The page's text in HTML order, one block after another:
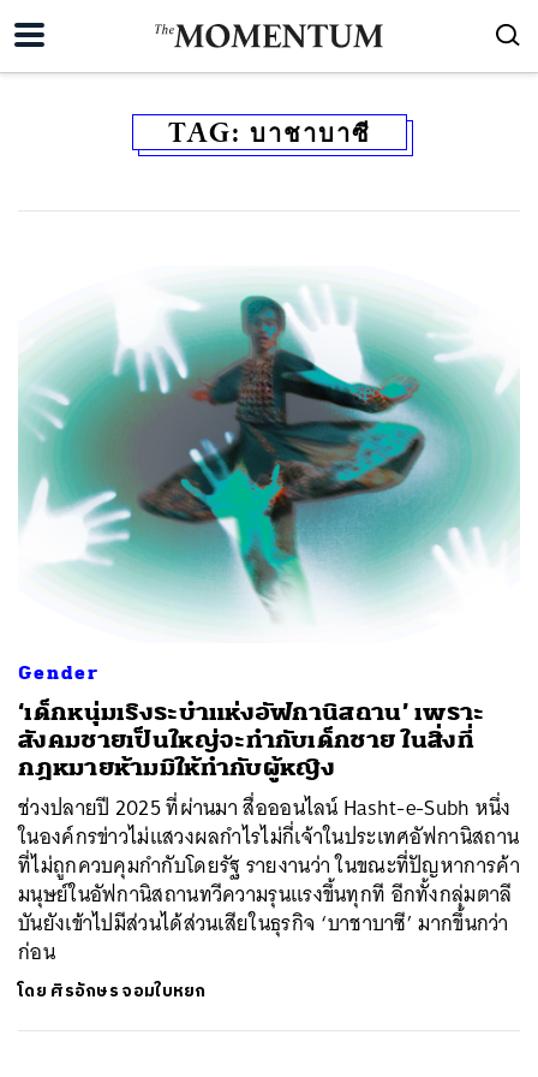
TAG: บาชาบาซี
Gender
‘เด็กหนุ่มเริงระบำแห่งอัฟกานิสถาน’ เพราะ
สังคมชายเป็นใหญ่จะทำกับเด็กชาย ในสิ่งที่
กฎหมายห้ามมิให้ทำกับผู้หญิง
ช่วงปลายปี 2025 ที่ผ่านมา สื่อออนไลน์ Hasht-e-Subh หนึ่ง
ในองค์กรข่าวไม่แสวงผลกำไรไม่กี่เจ้าในประเทศอัฟกานิสถาน
ที่ไม่ถูกควบคุมกำกับโดยรัฐ รายงานว่า ในขณะที่ปัญหาการค้า
มนุษย์ในอัฟกานิสถานทวีความรุนแรงขึ้นทุกที อีกทั้งกลุ่มตาลี
บันยังเข้าไปมีส่วนได้ส่วนเสียในธุรกิจ ‘บาชาบาซี’ มากขึ้นกว่า
ก่อน
โดย ศิรอักษร จอมใบหยก